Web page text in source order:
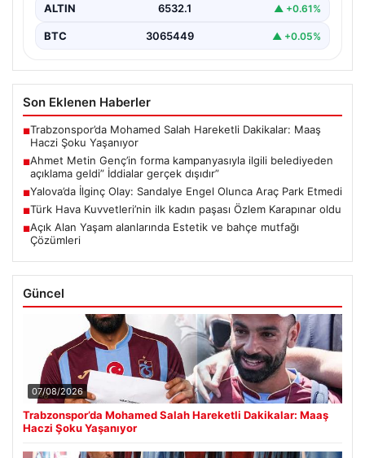
ALTIN 6532.1 ▲ +0.61%
BTC 3065449 ▲ +0.05%
Son Eklenen Haberler
■Trabzonspor’da Mohamed Salah Hareketli Dakikalar: Maaş
Haczi Şoku Yaşanıyor
■Ahmet Metin Genç’in forma kampanyasıyla ilgili belediyeden
açıklama geldi” İddialar gerçek dışıdır”
■Yalova’da İlginç Olay: Sandalye Engel Olunca Araç Park Etmedi
■Türk Hava Kuvvetleri’nin ilk kadın paşası Özlem Karapınar oldu
■Açık Alan Yaşam alanlarında Estetik ve bahçe mutfağı
Çözümleri
Güncel
07/08/2026
Trabzonspor’da Mohamed Salah Hareketli Dakikalar: Maaş
Haczi Şoku Yaşanıyor